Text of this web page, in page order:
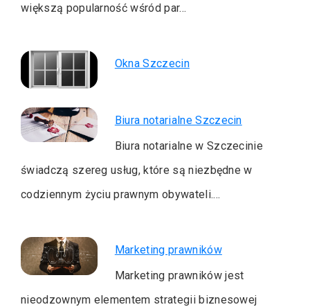
większą popularność wśród par…
Okna Szczecin
Biura notarialne Szczecin
Biura notarialne w Szczecinie
świadczą szereg usług, które są niezbędne w
codziennym życiu prawnym obywateli.…
Marketing prawników
Marketing prawników jest
nieodzownym elementem strategii biznesowej